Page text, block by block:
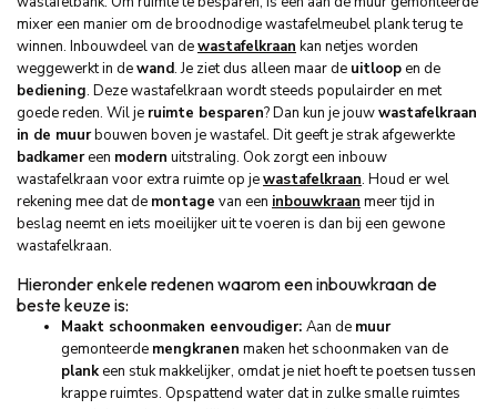
mixer een manier om de broodnodige wastafelmeubel plank terug te
winnen. Inbouwdeel van dewastafelkraan kan netjes worden
weggewerkt in dewand. Je ziet dus alleen maar de uitloopen de
bediening. Deze wastafelkraan wordt steeds populairder en met
goede reden. Wil je ruimte besparen? Dan kun je jouwwastafelkraan
in de muurbouwen boven je wastafel. Dit geeft je strak afgewerkte
badkamereen modern uitstraling. Ook zorgt een inbouw
wastafelkraan voor extra ruimte op jewastafelkraan. Houd er wel
rekening mee dat de montage van een inbouwkraan meer tijd in
beslag neemt en iets moeilijker uit te voeren is dan bij een gewone
wastafelkraan.
Hieronder enkele redenen waarom een inbouwkraan de
beste keuze is:
Maakt schoonmaken eenvoudiger: Aan de muur
gemonteerde mengkranen maken het schoonmaken van de
plankeen stuk makkelijker, omdat je niet hoeft te poetsen tussen
krappe ruimtes. Opspattend water dat in zulke smalle ruimtes